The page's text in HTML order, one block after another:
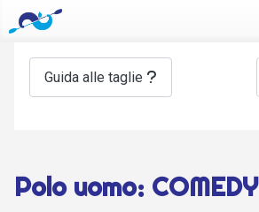
Guida alle taglie
Polo uomo: COMEDY